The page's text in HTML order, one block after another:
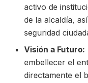
activo de
de la alcaldía,
seguridad
Visión a Futuro:
embellecer el
directamente el